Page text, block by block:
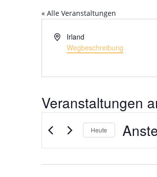
« Alle Veranstaltungen
Adresse
Irland
Wegbeschreibung
Veranstaltungen
Heute